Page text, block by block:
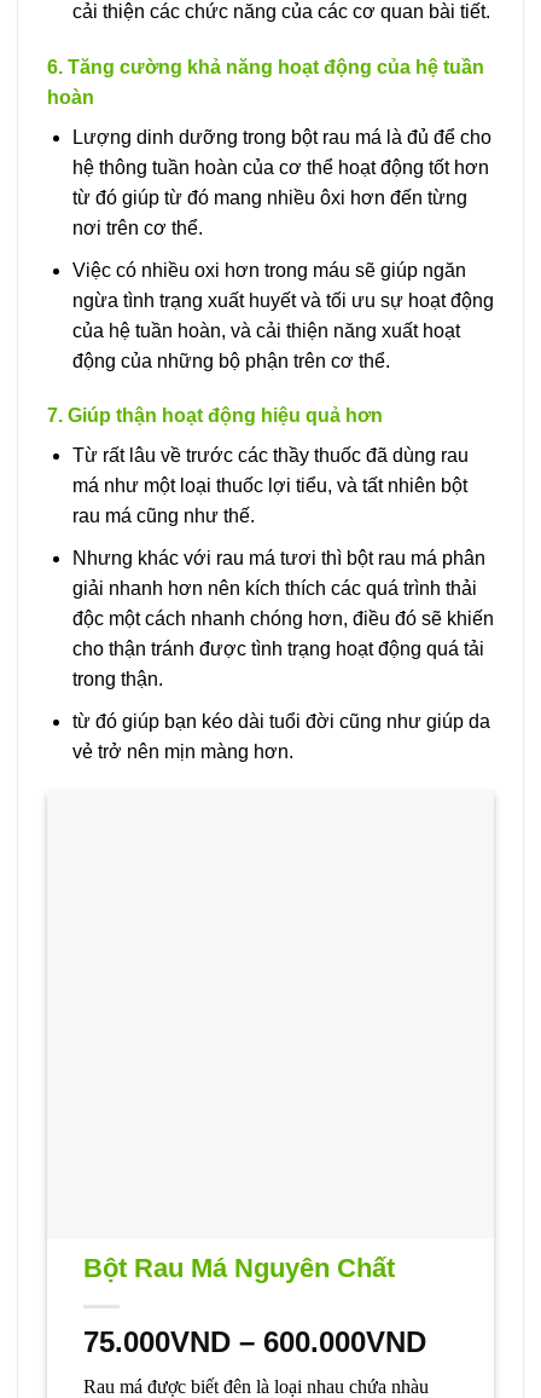
cải thiện các chức năng của các cơ quan bài tiết.
6. Tăng cường khả năng hoạt động của hệ tuần
hoàn
Lượng dinh dưỡng trong bột rau má là đủ để cho
hệ thông tuần hoàn của cơ thể hoạt động tốt hơn
từ đó giúp từ đó mang nhiều ôxi hơn đến từng
nơi trên cơ thể.
Việc có nhiều oxi hơn trong máu sẽ giúp ngăn
ngừa tình trạng xuất huyết và tối ưu sự hoạt động
của hệ tuần hoàn, và cải thiện năng xuất hoạt
động của những bộ phận trên cơ thể.
7. Giúp thận hoạt động hiệu quả hơn
Từ rất lâu về trước các thầy thuốc đã dùng rau
má như một loại thuốc lợi tiểu, và tất nhiên bột
rau má cũng như thế.
Nhưng khác với rau má tươi thì bột rau má phân
giải nhanh hơn nên kích thích các quá trình thải
độc một cách nhanh chóng hơn, điều đó sẽ khiến
cho thận tránh được tình trạng hoạt động quá tải
trong thận.
từ đó giúp bạn kéo dài tuổi đời cũng như giúp da
vẻ trở nên mịn màng hơn.
Bột Rau Má Nguyên Chất
75.000VND – 600.000VNDKhoảng
Rau má được biết đên là loại nhau chứa nhàu